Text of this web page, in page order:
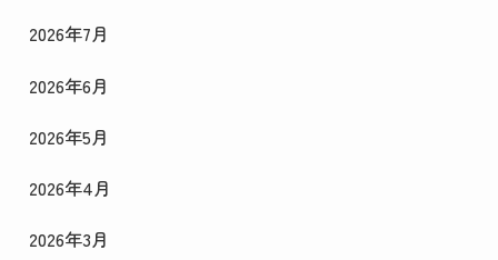
2026年7月
2026年6月
2026年5月
2026年4月
2026年3月